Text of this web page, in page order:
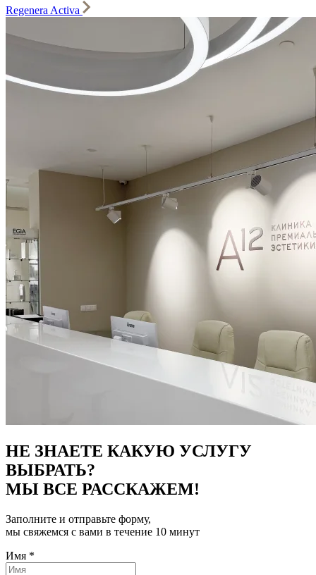
Regenera Activa
НЕ ЗНАЕТЕ КАКУЮ УСЛУГУ
ВЫБРАТЬ?
МЫ ВСЕ РАССКАЖЕМ!
Заполните и отправьте форму,
мы свяжемся с вами в течение 10 минут
Имя *